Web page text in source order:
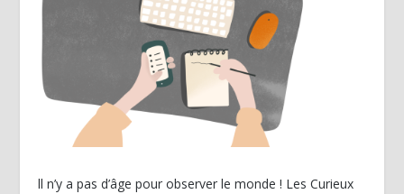
ll n’y a pas d’âge pour observer le monde ! Les Curieux